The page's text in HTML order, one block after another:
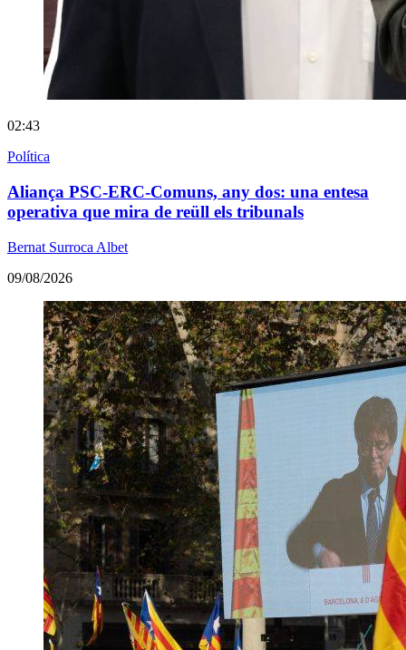
02:43
Política
Aliança PSC-ERC-Comuns, any dos: una entesa
operativa que mira de reüll els tribunals
Bernat Surroca Albet
09/08/2026